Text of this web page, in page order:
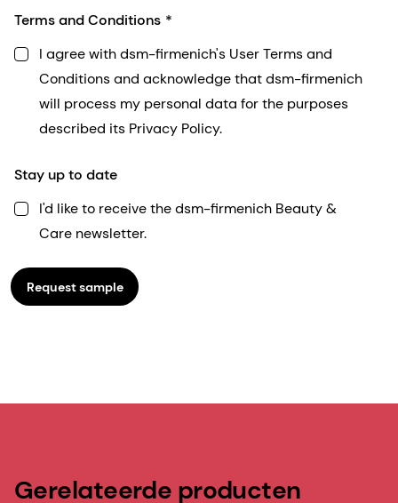
Terms and Conditions
I agree with dsm-firmenich's User Terms and
Conditions and acknowledge that dsm-firmenich
will process my personal data for the purposes
described its Privacy Policy.
Stay up to date
I'd like to receive the dsm-firmenich Beauty &
Care newsletter.
Request sample
Gerelateerde producten